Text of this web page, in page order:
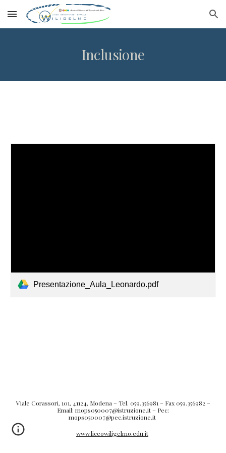
Skip to main content Skip to navigation
Inclusione
Presentazione_Aula_Leonardo.pdf
Viale Corassori, 101, 41124, Modena – Tel. 059.356981 – Fax 059.356982 –
Email: mops050007@istruzione.it – Pec:
mops050007@pec.istruzione.it
www.liceowiligelmo.edu.it